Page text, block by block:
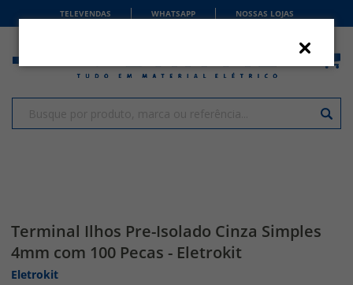
TELEVENDAS WHATSAPP NOSSAS LOJAS
Terminal Ilhos Pre-Isolado Cinza Simples
4mm com 100 Pecas - Eletrokit
Eletrokit